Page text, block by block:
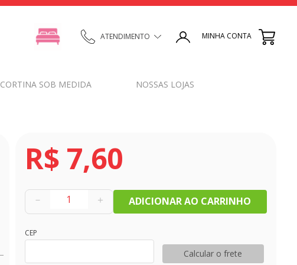
ATENDIMENTO MINHA CONTA
CORTINA SOB MEDIDA NOSSAS LOJAS
R$ 7,60
＋
－ ADICIONAR AO CARRINHO
CEP
Calcular o frete